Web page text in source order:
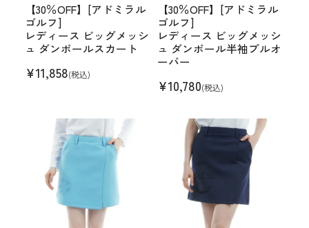
【30％OFF】[アドミラル
ゴルフ]
レディース ビッグメッシ
ュ ダンボールスカート
¥11,858(税込)
【30％OFF】[アドミラル
ゴルフ]
レディース ビッグメッシ
ュ ダンボール半袖プルオ
ーバー
¥10,780(税込)